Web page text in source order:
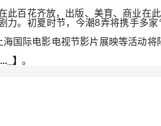
百花齐放，出版、美育、商业在
力。初夏时节，今潮8弄将携手
国际电影电视节影片展映等活动
】 。